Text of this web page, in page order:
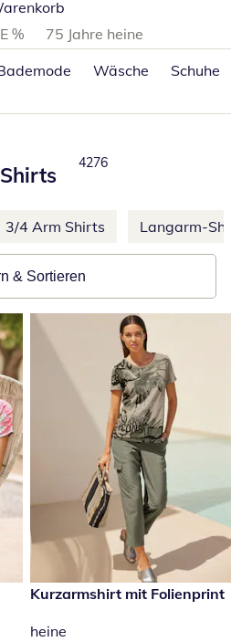
%
75 Jahre heine
Wäsche Schuhe
Shirts
Produkte
4276
3/4 Arm Shirts Langarm-
& Sortieren
reduzierter Preis 34,99 €,
-30 %
Kurzarmshirt mit Folienprint
heine